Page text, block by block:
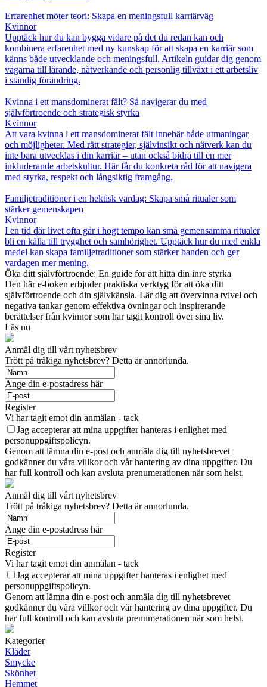
Erfarenhet möter teori: Skapa en meningsfull karriärväg
Kvinnor
Upptäck hur du kan bygga vidare på det du redan kan och
kombinera erfarenhet med ny kunskap för att skapa en karriär som
känns både utvecklande och meningsfull. Artikeln guidar dig genom
vägarna till lärande, nätverkande och personlig tillväxt i ett arbetsliv
i ständig förändring.
Kvinna i ett mansdominerat fält? Så navigerar du med
självförtroende och strategisk styrka
Kvinnor
Att vara kvinna i ett mansdominerat fält innebär både utmaningar
och möjligheter. Med rätt strategier, självinsikt och nätverk kan du
inte bara utvecklas i din karriär – utan också bidra till en mer
inkluderande arbetskultur. Här får du konkreta råd för att navigera
med styrka, respekt och långsiktig framgång.
Familjetraditioner i en hektisk vardag: Skapa små ritualer som
stärker gemenskapen
Kvinnor
I en tid där livet ofta går i högt tempo kan små gemensamma ritualer
bli en källa till trygghet och samhörighet. Upptäck hur du med enkla
medel kan skapa familjetraditioner som stärker banden och ger
vardagen mer mening.
Öka ditt självförtroende: En guide för att hitta din inre styrka
Den här e-boken erbjuder praktiska verktyg för att öka ditt
självförtroende och din självkänsla. Lär dig att övervinna tvivel och
negativa tankar genom effektiva övningar och inspirerande
berättelser från kvinnor som har tagit kontroll över sina liv.
Läs nu
Anmäl dig till vårt nyhetsbrev
Trött på tråkiga nyhetsbrev? Detta är annorlunda.
Ange din e-postadress här
Register
Vi har tagit emot din anmälan - tack
Jag accepterar att mina uppgifter hanteras i enlighet med
personuppgiftspolicyn.
Genom att lämna din e-post och anmäla dig till nyhetsbrevet
godkänner du våra villkor och vår hantering av dina uppgifter. Du
har full kontroll och kan avsluta prenumerationen när som helst.
Anmäl dig till vårt nyhetsbrev
Trött på tråkiga nyhetsbrev? Detta är annorlunda.
Ange din e-postadress här
Register
Vi har tagit emot din anmälan - tack
Jag accepterar att mina uppgifter hanteras i enlighet med
personuppgiftspolicyn.
Genom att lämna din e-post och anmäla dig till nyhetsbrevet
godkänner du våra villkor och vår hantering av dina uppgifter. Du
har full kontroll och kan avsluta prenumerationen när som helst.
Kategorier
Kläder
Smycke
Skönhet
Hemmet